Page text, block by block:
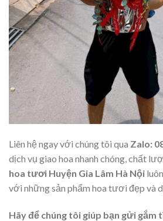
Liên hệ ngay với chúng tôi qua Zalo:
dịch vụ giao hoa nhanh chóng, chất
hoa tươi Huyện Gia Lâm Hà Nội
với những sản phẩm hoa tươi đẹp và
Hãy để chúng tôi giúp bạn gửi gắm